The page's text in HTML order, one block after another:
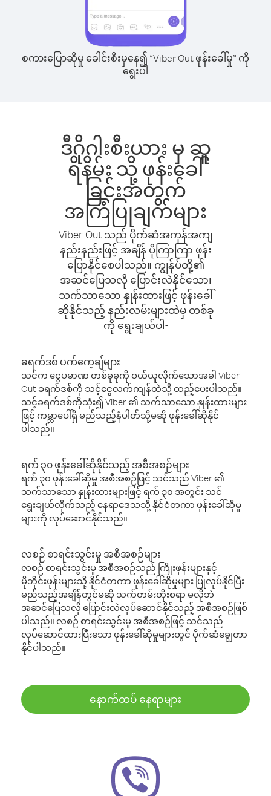
စကားပြောဆိုမှု ခေါင်းစီးမှနေ၍ “Viber Out ဖုန်းခေါ်မှု” ကို
ရွေးပါ
ဒီဂိုဂါးစီးယား မှ ဆူ
ရိနိမ်း သို့ ဖုန်းခေါ်
ခြင်းအတွက်
အကြံပြုချက်များ
Viber Out သည် ပိုက်ဆံအကုန်အကျ
နည်းနည်းဖြင့် အချိန် ပိုကြာကြာ ဖုန်း
ပြောနိုင်စေပါသည်။ ကျွန်ုပ်တို့၏
အဆင်ပြေသလို ပြောင်းလဲနိုင်သော၊
သက်သာသော နှုန်းထားဖြင့် ဖုန်းခေါ်
ဆိုနိုင်သည့် နည်းလမ်းများထဲမှ တစ်ခု
ကို ရွေးချယ်ပါ-
ခရက်ဒစ် ပက်ကေ့ချ်များ
သင်က ငွေပမာဏ တစ်ခုခုကို ဝယ်ယူလိုက်သောအခါ Viber
Out ခရက်ဒစ်ကို သင့်ငွေလက်ကျန်ထဲသို့ ထည့်ပေးပါသည်။
သင့်ခရက်ဒစ်ကိုသုံး၍ Viber ၏ သက်သာသော နှုန်းထားများ
ဖြင့် ကမ္ဘာပေါ်ရှိ မည်သည့်နံပါတ်သို့မဆို ဖုန်းခေါ်ဆိုနိုင်
ပါသည်။
ရက် ၃၀ ဖုန်းခေါ်ဆိုနိုင်သည့် အစီအစဉ်များ
ရက် ၃၀ ဖုန်းခေါ်ဆိုမှု အစီအစဉ်ဖြင့် သင်သည် Viber ၏
သက်သာသော နှုန်းထားများဖြင့် ရက် ၃၀ အတွင်း သင်
ရွေးချယ်လိုက်သည့် နေရာဒေသသို့ နိုင်ငံတကာ ဖုန်းခေါ်ဆိုမှု
များကို လုပ်ဆောင်နိုင်သည်။
လစဉ် စာရင်းသွင်းမှု အစီအစဉ်များ
လစဉ် စာရင်းသွင်းမှု အစီအစဉ်သည် ကြိုးဖုန်းများနှင့်
မိုဘိုင်းဖုန်းများသို့ နိုင်ငံတကာ ဖုန်းခေါ်ဆိုမှုများ ပြုလုပ်နိုင်ပြီး
မည်သည့်အချိန်တွင်မဆို သက်တမ်းတိုးစရာ မလိုဘဲ
အဆင်ပြေသလို ပြောင်းလဲလုပ်ဆောင်နိုင်သည့် အစီအစဉ်ဖြစ်
ပါသည်။ လစဉ် စာရင်းသွင်းမှု အစီအစဉ်ဖြင့် သင်သည်
လုပ်ဆောင်ထားပြီးသော ဖုန်းခေါ်ဆိုမှုများတွင် ပိုက်ဆံချွေတာ
နိုင်ပါသည်။
နောက်ထပ် နေရာများ